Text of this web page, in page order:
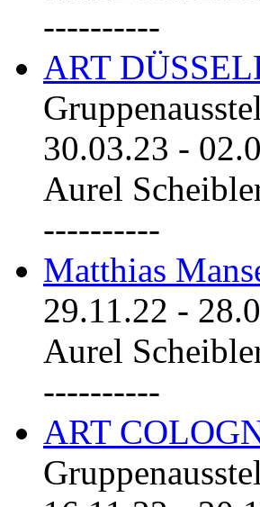
----------
ART
30.03.23 -
Aurel
----------
Matthias
29.11.22 -
Aurel
----------
ART